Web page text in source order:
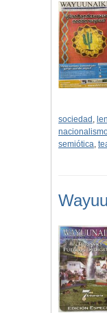
sociedad ,
semiótica,